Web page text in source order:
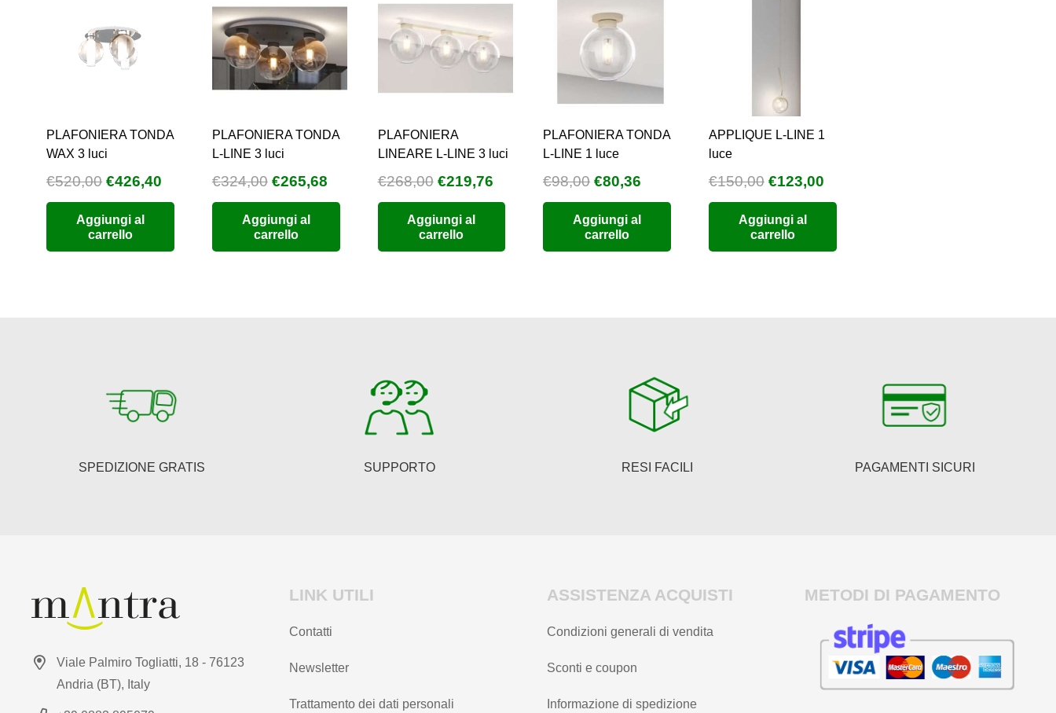
PLAFONIERA TONDA
WAX 3 luci
€520,00 Il
prezzo
originale
era:
€426,40
prezzo
Aggiungi al
carrello
PLAFONIERA TONDA
L-LINE 3 luci
€324,00 Il
prezzo
originale
era:
€265,68Il
prezzo
Aggiungi al
carrello
PLAFONIERA
LINEARE L-LINE 3 luci
€268,00 Il
prezzo
originale
era:
€219,76Il
prezzo
Aggiungi al
carrello
PLAFONIERA TONDA
L-LINE 1 luce
€98,00 Il
prezzo
originale
era:
€80,36
prezzo
attuale
Aggiungi al
carrello
APPLIQUE L-LINE 1
luce
€150,00 Il
prezzo
originale
era:
€123,00Il
prezzo
Aggiungi al
carrello
SPEDIZIONE GRATIS SUPPORTO RESI FACILI PAGAMENTI SICURI
Viale Palmiro Togliatti, 18 - 76123
Andria (BT), Italy
LINK UTILI
Contatti
Newsletter
Trattamento dei dati personali
ASSISTENZA ACQUISTI
Condizioni generali di vendita
Sconti e coupon
Informazione di spedizione
METODI DI PAGAMENTO